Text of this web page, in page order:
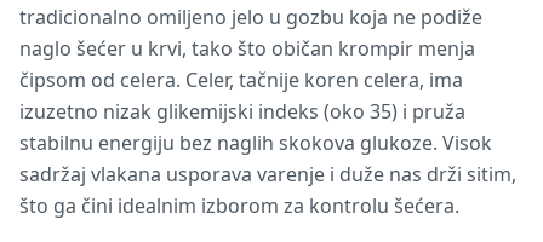
tradicionalno omiljeno jelo u gozbu koja ne podiže
naglo šećer u krvi, tako što običan krompir menja
čipsom od celera. Celer, tačnije koren celera, ima
izuzetno nizak glikemijski indeks (oko 35) i pruža
stabilnu energiju bez naglih skokova glukoze. Visok
sadržaj vlakana usporava varenje i duže nas drži sitim,
što ga čini idealnim izborom za kontrolu šećera.